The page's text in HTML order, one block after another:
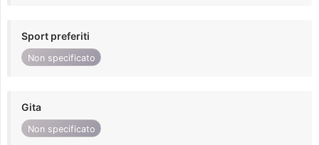
Sport preferiti
Non specificato
Gita
Non specificato